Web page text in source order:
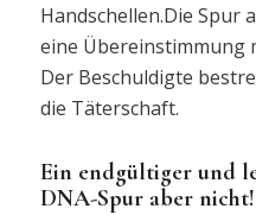
Handschellen.Die Spur
eine Übereinstimmung
Der Beschuldigte
die Täterschaft.
Ein endgültiger und
DNA-Spur aber nicht!